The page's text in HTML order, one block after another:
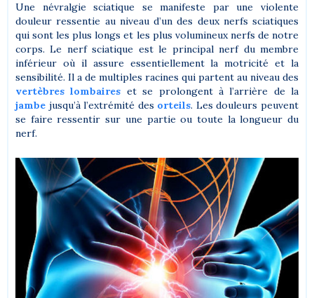
Une névralgie sciatique se manifeste par une violente
douleur ressentie au niveau d’un des deux nerfs sciatiques
qui sont les plus longs et les plus volumineux nerfs de notre
corps. Le nerf sciatique est le principal nerf du membre
inférieur où il assure essentiellement la motricité et la
sensibilité. Il a de multiples racines qui partent au niveau des
vertèbres lombaires et se prolongent à l’arrière de la
jambe jusqu’à l’extrémité des orteils. Les douleurs peuvent
se faire ressentir sur une partie ou toute la longueur du
nerf.